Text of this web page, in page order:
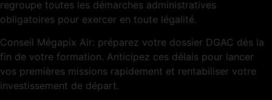
regroupe toutes les démarches administratives
obligatoires pour exercer en toute légalité.
Conseil Mégapix Air: préparez votre dossier DGAC dès la
fin de votre formation. Anticipez ces délais pour lancer
vos premières missions rapidement et rentabiliser votre
investissement de départ.